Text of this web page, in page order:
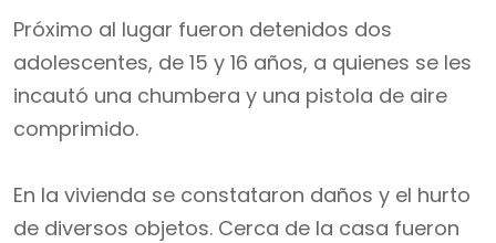
Próximo al lugar fueron detenidos dos
adolescentes, de 15 y 16 años, a quienes se les
incautó una chumbera y una pistola de aire
comprimido.
En la vivienda se constataron daños y el hurto
de diversos objetos. Cerca de la casa fueron